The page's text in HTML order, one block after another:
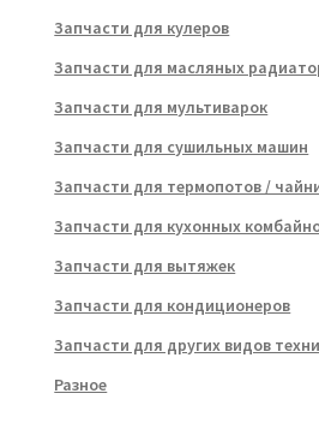
Запчасти для кулеров
Запчасти для масляных
Запчасти для мультиварок
Запчасти для сушильных машин
Запчасти для термопотов /
Запчасти для кухонных
Запчасти для вытяжек
Запчасти для кондиционеров
Запчасти для других видов
Разное